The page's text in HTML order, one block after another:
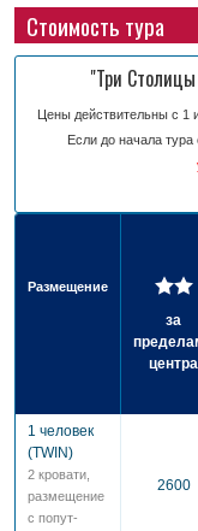
Стоимость тура
"Три
Цены действительны с 1
Если до начала тура
Размещение
за
центра
1 человек
(TWIN)
2 кровати,
разме­щение
с попут­
2600